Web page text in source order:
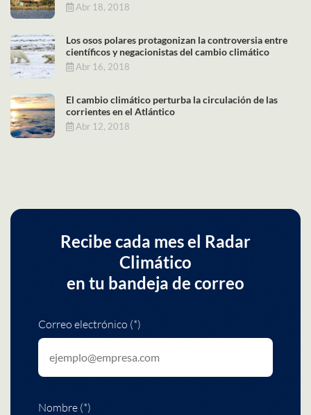
Abr 18, 2018
Los osos polares protagonizan la controversia entre
científicos y negacionistas del cambio climático
Abr 16, 2018
El cambio climático perturba la circulación de las
corrientes en el Atlántico
Abr 12, 2018
Recibe cada mes el Radar
Climático
en tu bandeja de correo
Correo electrónico (*)
Nombre (*)